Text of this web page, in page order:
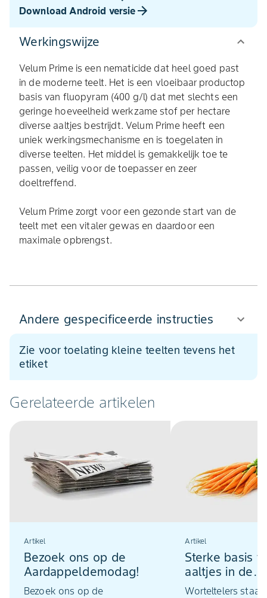
Download Android versie
Werkingswijze
Velum Prime is een nematicide dat heel goed past
in de moderne teelt. Het is een vloeibaar productop
basis van fluopyram (400 g/l) dat met slechts een
geringe hoeveelheid werkzame stof per hectare
diverse aaltjes bestrijdt. Velum Prime heeft een
uniek werkingsmechanisme en is toegelaten in
diverse teelten. Het middel is gemakkelijk toe te
passen, veilig voor de toepasser en zeer
doeltreffend.
Velum Prime zorgt voor een gezonde start van de
teelt met een vitaler gewas en daardoor een
maximale opbrengst.
Andere gespecificeerde instructies
Zie voor toelating kleine teelten tevens het
etiket
Gerelateerde artikelen
Artikel
Bezoek ons op de
Aardappeldemodag!
Bezoek ons op de
Artikel
Sterke basis
aaltjes in de
wortelteelt
Worteltelers